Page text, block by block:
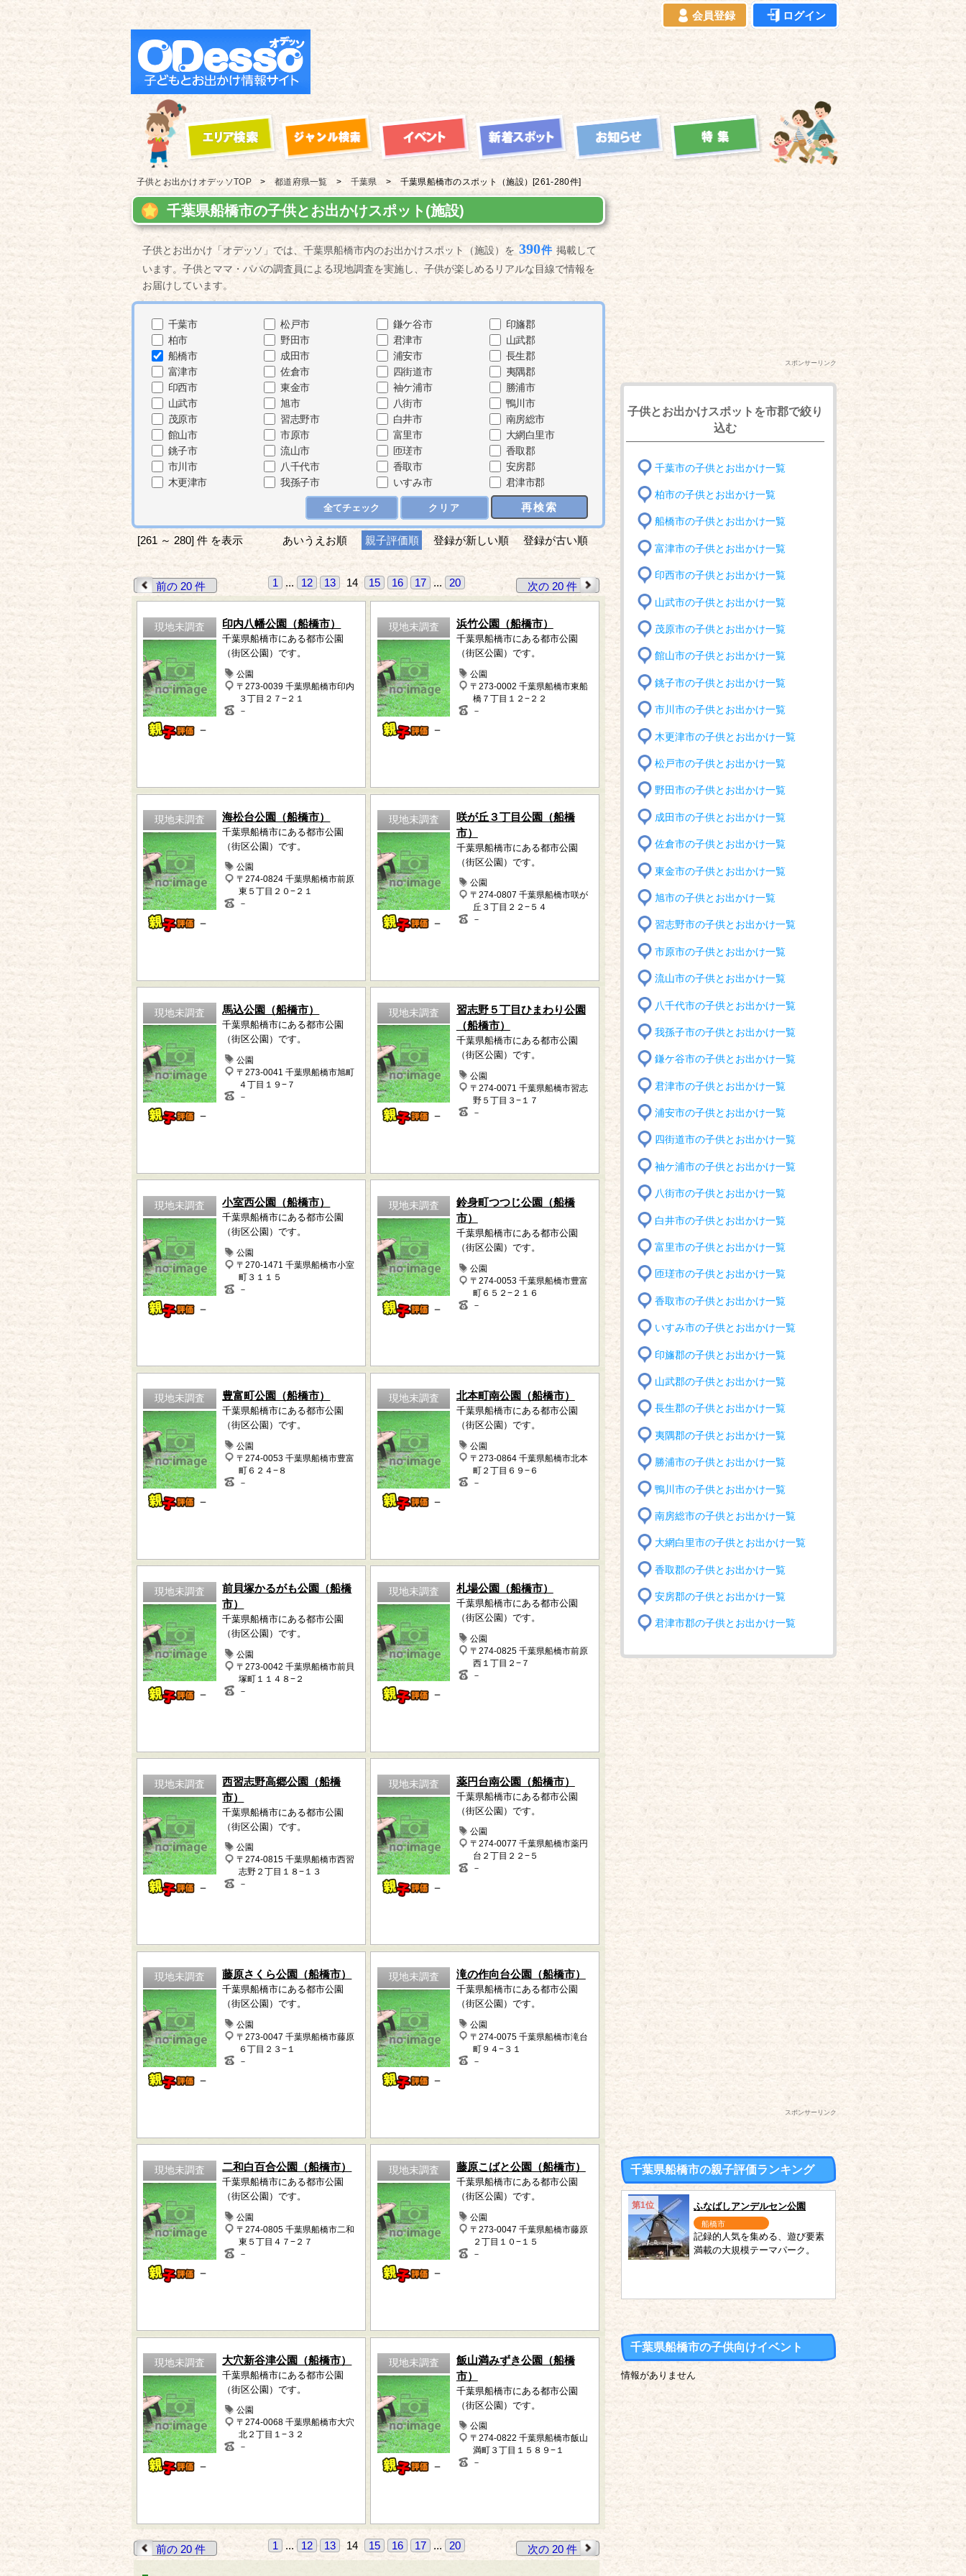
会員登録 ログイン
子供とお出かけ オデッソTOP 都道府県一覧 千葉県 千葉県船橋市の スポット（施設） [261-280件]
千葉県船橋市の子供とお出かけスポット(施設)
子供とお出かけ「オデッソ」では、千葉県船橋市内のお出かけスポット（施設）を 390件 掲載して
います。子供とママ・パパの調査員による現地調査を実施し、子供が楽しめるリアルな目線で情報を
お届けしています。
千葉市
柏市
船橋市
富津市
印西市
山武市
茂原市
館山市
銚子市
市川市
木更津市
松戸市
野田市
成田市
佐倉市
東金市
旭市
習志野市
市原市
流山市
八千代市
我孫子市
鎌ケ谷市
君津市
浦安市
四街道市
袖ケ浦市
八街市
白井市
富里市
匝瑳市
香取市
いすみ市
印旛郡
山武郡
長生郡
夷隅郡
勝浦市
鴨川市
南房総市
大網白里市
香取郡
安房郡
君津市郡
全てチェック クリア 再検索
[261 ～ 280] 件 を表示 あいうえお順 親子評価順 登録が新しい順 登録が古い順
前の 20 件 1 ... 12 13 14 15 16 17 ... 20 次の 20 件
現地未調査
－
印内八幡公園（船橋市）
千葉県船橋市にある都市公園
（街区公園）です。
公園
〒273-0039 千葉県船橋市印内
３丁目２７−２１
－
現地未調査
－
浜竹公園（船橋市）
千葉県船橋市にある都市公園
（街区公園）です。
公園
〒273-0002 千葉県船橋市東船
橋７丁目１２−２２
－
現地未調査
－
海松台公園（船橋市）
千葉県船橋市にある都市公園
（街区公園）です。
公園
〒274-0824 千葉県船橋市前原
東５丁目２０−２１
－
現地未調査
－
咲が丘３丁目公園（船橋
市）
千葉県船橋市にある都市公園
（街区公園）です。
公園
〒274-0807 千葉県船橋市咲が
丘３丁目２２−５４
－
現地未調査
－
馬込公園（船橋市）
千葉県船橋市にある都市公園
（街区公園）です。
公園
〒273-0041 千葉県船橋市旭町
４丁目１９−７
－
現地未調査
－
習志野５丁目ひまわり公園
（船橋市）
千葉県船橋市にある都市公園
（街区公園）です。
公園
〒274-0071 千葉県船橋市習志
野５丁目３−１７
－
現地未調査
－
小室西公園（船橋市）
千葉県船橋市にある都市公園
（街区公園）です。
公園
〒270-1471 千葉県船橋市小室
町３１１５
－
現地未調査
－
鈴身町つつじ公園（船橋
市）
千葉県船橋市にある都市公園
（街区公園）です。
公園
〒274-0053 千葉県船橋市豊富
町６５２−２１６
－
現地未調査
－
豊富町公園（船橋市）
千葉県船橋市にある都市公園
（街区公園）です。
公園
〒274-0053 千葉県船橋市豊富
町６２４−８
－
現地未調査
－
北本町南公園（船橋市）
千葉県船橋市にある都市公園
（街区公園）です。
公園
〒273-0864 千葉県船橋市北本
町２丁目６９−６
－
現地未調査
－
前貝塚かるがも公園（船橋
市）
千葉県船橋市にある都市公園
（街区公園）です。
公園
〒273-0042 千葉県船橋市前貝
塚町１１４８−２
－
現地未調査
－
札場公園（船橋市）
千葉県船橋市にある都市公園
（街区公園）です。
公園
〒274-0825 千葉県船橋市前原
西１丁目２−７
－
現地未調査
－
西習志野高郷公園（船橋
市）
千葉県船橋市にある都市公園
（街区公園）です。
公園
〒274-0815 千葉県船橋市西習
志野２丁目１８−１３
－
現地未調査
－
薬円台南公園（船橋市）
千葉県船橋市にある都市公園
（街区公園）です。
公園
〒274-0077 千葉県船橋市薬円
台２丁目２２−５
－
現地未調査
－
藤原さくら公園（船橋市）
千葉県船橋市にある都市公園
（街区公園）です。
公園
〒273-0047 千葉県船橋市藤原
６丁目２３−１
－
現地未調査
－
滝の作向台公園（船橋市）
千葉県船橋市にある都市公園
（街区公園）です。
公園
〒274-0075 千葉県船橋市滝台
町９４−３１
－
現地未調査
－
二和白百合公園（船橋市）
千葉県船橋市にある都市公園
（街区公園）です。
公園
〒274-0805 千葉県船橋市二和
東５丁目４７−２７
－
現地未調査
－
藤原こばと公園（船橋市）
千葉県船橋市にある都市公園
（街区公園）です。
公園
〒273-0047 千葉県船橋市藤原
２丁目１０−１５
－
現地未調査
－
大穴新谷津公園（船橋市）
千葉県船橋市にある都市公園
（街区公園）です。
公園
〒274-0068 千葉県船橋市大穴
北２丁目１−３２
－
現地未調査
－
飯山満みずき公園（船橋
市）
千葉県船橋市にある都市公園
（街区公園）です。
公園
〒274-0822 千葉県船橋市飯山
満町３丁目１５８９−１
－
前の 20 件 1 ... 12 13 14 15 16 17 ... 20 次の 20 件
スポンサーリンク
子供とお出かけスポットを市郡で絞り
込む
千葉市の子供とお出かけ一覧
柏市の子供とお出かけ一覧
船橋市の子供とお出かけ一覧
富津市の子供とお出かけ一覧
印西市の子供とお出かけ一覧
山武市の子供とお出かけ一覧
茂原市の子供とお出かけ一覧
館山市の子供とお出かけ一覧
銚子市の子供とお出かけ一覧
市川市の子供とお出かけ一覧
木更津市の子供とお出かけ一覧
松戸市の子供とお出かけ一覧
野田市の子供とお出かけ一覧
成田市の子供とお出かけ一覧
佐倉市の子供とお出かけ一覧
東金市の子供とお出かけ一覧
旭市の子供とお出かけ一覧
習志野市の子供とお出かけ一覧
市原市の子供とお出かけ一覧
流山市の子供とお出かけ一覧
八千代市の子供とお出かけ一覧
我孫子市の子供とお出かけ一覧
鎌ケ谷市の子供とお出かけ一覧
君津市の子供とお出かけ一覧
浦安市の子供とお出かけ一覧
四街道市の子供とお出かけ一覧
袖ケ浦市の子供とお出かけ一覧
八街市の子供とお出かけ一覧
白井市の子供とお出かけ一覧
富里市の子供とお出かけ一覧
匝瑳市の子供とお出かけ一覧
香取市の子供とお出かけ一覧
いすみ市の子供とお出かけ一覧
印旛郡の子供とお出かけ一覧
山武郡の子供とお出かけ一覧
長生郡の子供とお出かけ一覧
夷隅郡の子供とお出かけ一覧
勝浦市の子供とお出かけ一覧
鴨川市の子供とお出かけ一覧
南房総市の子供とお出かけ一覧
大網白里市の子供とお出かけ一覧
香取郡の子供とお出かけ一覧
安房郡の子供とお出かけ一覧
君津市郡の子供とお出かけ一覧
スポンサーリンク
千葉県船橋市の親子評価ランキング
第1位 ふなばしアンデルセン公園
船橋市
記録的人気を集める、遊び要素
満載の大規模テーマパーク。
千葉県船橋市の子供向けイベント
情報がありません